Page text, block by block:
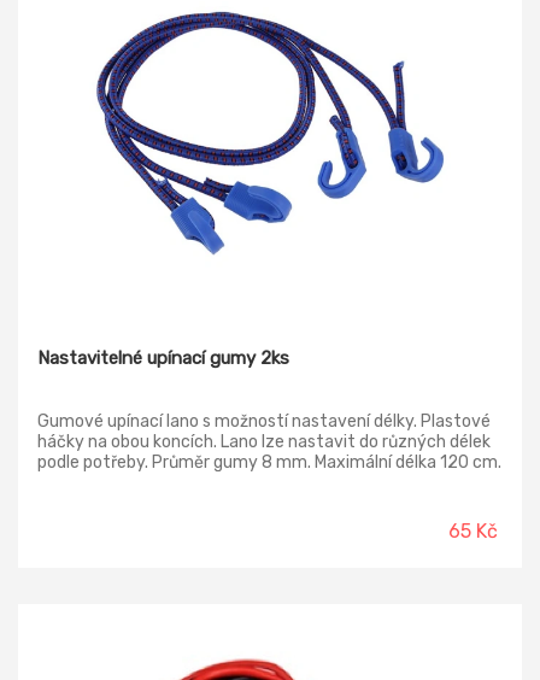
Nastavitelné upínací gumy 2ks
Gumové upínací lano s možností nastavení délky. Plastové
háčky na obou koncích. Lano lze nastavit do různých délek
podle potřeby. Průměr gumy 8 mm. Maximální délka 120 cm.
65 Kč